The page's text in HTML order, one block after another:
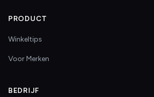
PRODUCT
Winkeltips
Voor Merken
BEDRIJF